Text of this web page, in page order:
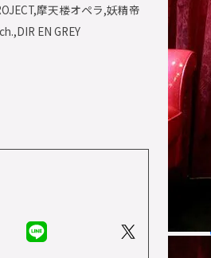
摩天楼オペラ,妖精帝
EN GREY